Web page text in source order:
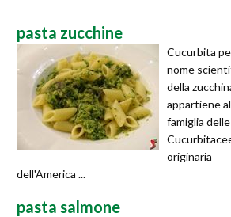
pasta zucchine
Cucurbita
nome
della
appartiene
famiglia delle
originaria
dell'America ...
pasta salmone